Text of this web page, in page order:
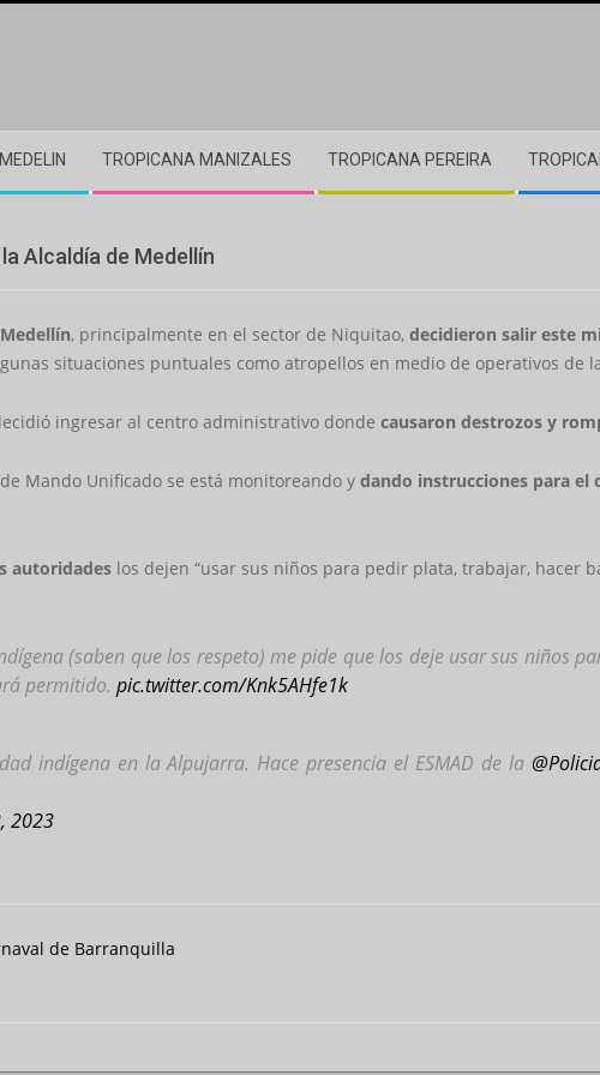
TROPICANA MANIZALES TROPICANA PEREIRA
Alcaldía de Medellín
Medellín, principalmente en el sector de Niquitao, decidieron salir este
situaciones puntuales como atropellos en medio de operativos de
ingresar al centro administrativo donde causaron destrozos y
Mando Unificado se está monitoreando y dando instrucciones para el
autoridades los dejen “usar sus niños para pedir plata, trabajar, hacer
(saben que los respeto) me pide que los deje usar sus niños
permitido. pic.twitter.com/Knk5AHfe1k
indígena en la Alpujarra. Hace presencia el ESMAD de la
2023
de Barranquilla